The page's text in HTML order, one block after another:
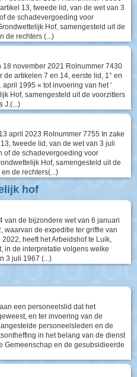
13, tweede lid, van de wet van 3
de schadevergoeding voor
Hof, samengesteld uit de
de rechters (...)
18 november 2021 Rolnummer 7430
de artikelen 7 en 14, eerste lid, 1° en
april 1995 « tot invoering van het '
Hof, samengesteld uit de voorzitters
J.(...)
april 2023 Rolnummer 7755 In zake
tweede lid, van de wet van 3 juli
of de schadevergoeding voor
Hof, samengesteld uit de
de rechters(...)
hof
van de bijzondere wet van 6 januari
waarvan de expeditie ter griffie van
heeft het Arbeidshof te Luik,
in de interpretatie volgens welke
3 juli 1967 (...)
een personeelslid dat het
en ter invoering van de
personeelsleden en de
in het belang van de dienst
Gemeenschap en de gesubsidieerde